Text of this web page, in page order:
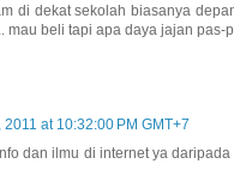
di dekat sekolah biasanya
mau beli tapi apa daya jajan pas-
2011 at 10:32:00 PM GMT+7
dan ilmu di internet ya daripada